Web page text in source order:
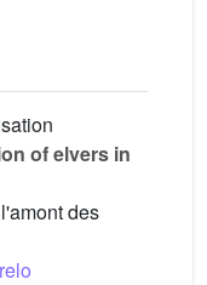
of elvers in
des